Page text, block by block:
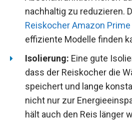
nachhaltig zu reduzieren.
Reiskocher Amazon Prime
effiziente Modelle finden
Isolierung: Eine gute
dass der Reiskocher die
speichert und lange
nicht nur zur
hält auch den Reis länger